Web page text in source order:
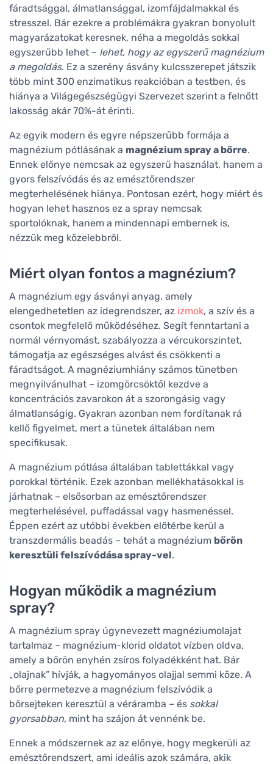
fáradtsággal, álmatlansággal, izomfájdalmakkal és
stresszel. Bár ezekre a problémákra gyakran bonyolult
magyarázatokat keresnek, néha a megoldás sokkal
egyszerűbb lehet – lehet, hogy az egyszerű magnézium
a megoldás. Ez a szerény ásvány kulcsszerepet játszik
több mint 300 enzimatikus reakcióban a testben, és
hiánya a Világegészségügyi Szervezet szerint a felnőtt
lakosság akár 70%-át érinti.
Az egyik modern és egyre népszerűbb formája a
magnézium pótlásának a magnézium spray a bőrre.
Ennek előnye nemcsak az egyszerű használat, hanem a
gyors felszívódás és az emésztőrendszer
megterhelésének hiánya. Pontosan ezért, hogy miért és
hogyan lehet hasznos ez a spray nemcsak
sportolóknak, hanem a mindennapi embernek is,
nézzük meg közelebbről.
Miért olyan fontos a magnézium?
A magnézium egy ásványi anyag, amely
elengedhetetlen az idegrendszer, az izmok, a szív és a
csontok megfelelő működéséhez. Segít fenntartani a
normál vérnyomást, szabályozza a vércukorszintet,
támogatja az egészséges alvást és csökkenti a
fáradtságot. A magnéziumhiány számos tünetben
megnyilvánulhat – izomgörcsöktől kezdve a
koncentrációs zavarokon át a szorongásig vagy
álmatlanságig. Gyakran azonban nem fordítanak rá
kellő figyelmet, mert a tünetek általában nem
specifikusak.
A magnézium pótlása általában tablettákkal vagy
porokkal történik. Ezek azonban mellékhatásokkal is
járhatnak – elsősorban az emésztőrendszer
megterhelésével, puffadással vagy hasmenéssel.
Éppen ezért az utóbbi években előtérbe kerül a
transzdermális beadás – tehát a magnézium bőrön
keresztüli felszívódása spray-vel.
Hogyan működik a magnézium
spray?
A magnézium spray úgynevezett magnéziumolajat
tartalmaz – magnézium-klorid oldatot vízben oldva,
amely a bőrön enyhén zsíros folyadékként hat. Bár
„olajnak” hívják, a hagyományos olajjal semmi köze. A
bőrre permetezve a magnézium felszívódik a
bőrsejteken keresztül a véráramba – és sokkal
gyorsabban, mint ha szájon át vennénk be.
Ennek a módszernek az az előnye, hogy megkerüli az
emésztőrendszert, ami ideális azok számára, akik